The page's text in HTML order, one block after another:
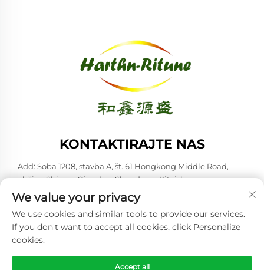
KONTAKTIRAJTE NAS
Add: Soba 1208, stavba A, št. 61 Hongkong Middle Road,
občina Shinan, Qingdao, Shandong, Kitajska
Tel:+86-53285879528
E-pošta:[email protected]
Avtorske pravice © 2026 Qingdao Harthn-ritune Corp., Ltd. Vse
pravice pridržane. -Politika zasebnosti
We value your privacy
We use cookies and similar tools to provide our services.
If you don't want to accept all cookies, click Personalize
cookies.
Accept all